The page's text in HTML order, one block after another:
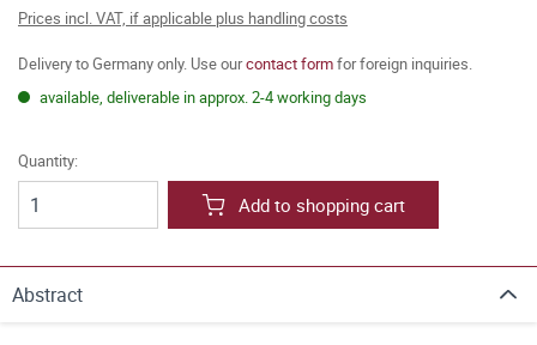
Prices incl. VAT, if applicable plus handling costs
Delivery to Germany only. Use ourcontact formfor foreign inquiries.
available, deliverable in approx. 2-4 working days
Quantity:
Add to shopping cart
Abstract